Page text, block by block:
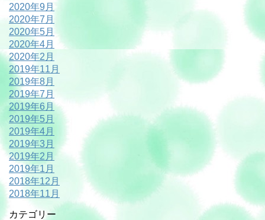
2020年9月
2020年7月
2020年5月
2020年4月
2020年2月
2019年11月
2019年8月
2019年7月
2019年6月
2019年5月
2019年4月
2019年3月
2019年2月
2019年1月
2018年12月
2018年11月
カテゴリー